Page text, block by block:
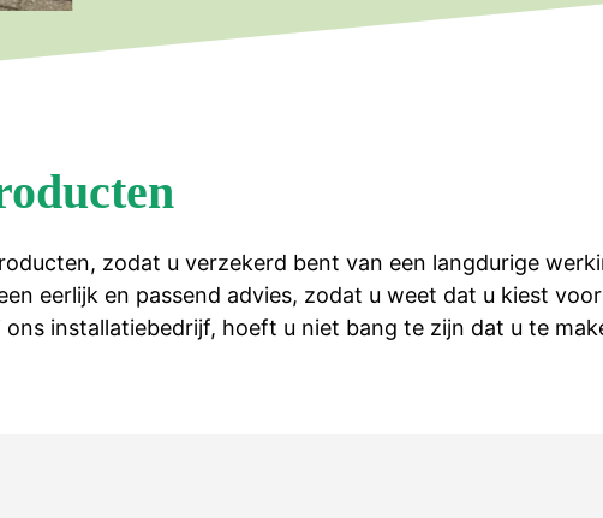
zodat u verzekerd bent van een langdurige
eerlijk en passend advies, zodat u weet dat u kiest
installatiebedrijf, hoeft u niet bang te zijn dat u te